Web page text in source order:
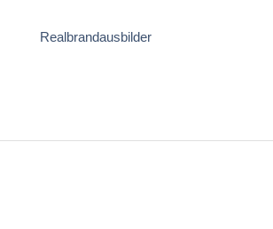
Realbrandausbilder